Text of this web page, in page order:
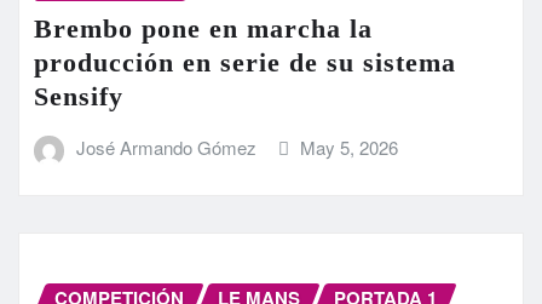
Brembo pone en marcha la
producción en serie de su sistema
Sensify
José Armando Gómez May 5, 2026
COMPETICIÓN LE MANS PORTADA 1